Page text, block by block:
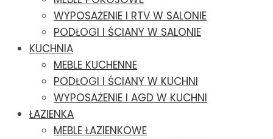
WYPOSAŻENIE I RTV W SALONIE
PODŁOGI I ŚCIANY W SALONIE
KUCHNIA
MEBLE KUCHENNE
PODŁOGI I ŚCIANY W KUCHNI
WYPOSAŻENIE I AGD W KUCHNI
ŁAZIENKA
MEBLE ŁAZIENKOWE